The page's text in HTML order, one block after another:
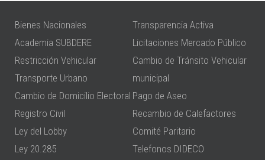
Bienes Nacionales
Academia SUBDERE
Restricción Vehicular
Transporte Urbano
Cambio de Domicilio Electoral
Registro Civil
Ley del Lobby
Ley 20.285
Transparencia Activa
Licitaciones Mercado Público
Cambio de Tránsito Vehicular
municipal
Pago de Aseo
Recambio de Calefactores
Comité Paritario
Telefonos DIDECO